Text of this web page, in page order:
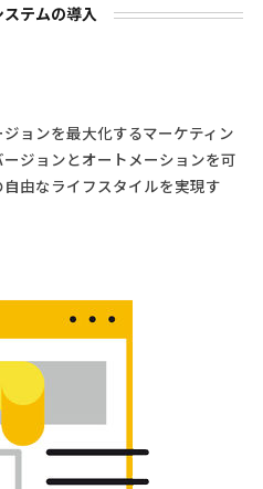
テムの導入
ョンを最大化するマーケティン
ジョンとオートメーションを可
由なライフスタイルを実現す